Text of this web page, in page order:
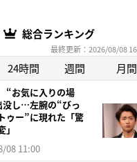
総合ランキング
最終更新：2026/08/08
24時間 週間 月間
お気に入りの場
没し…左腕の“びっ
ゥー”に現れた「驚
08 11:00